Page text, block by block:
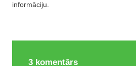
informāciju.
3 komentārs